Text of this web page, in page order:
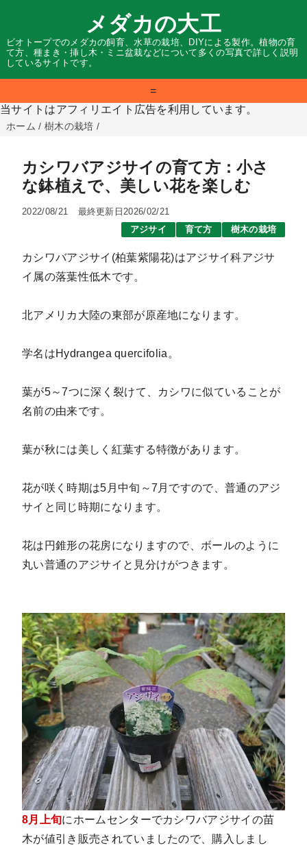
メダカの大工
ビオトープでのメダカの飼育、水草の栽培、DIYによる製作。植物の育
て方、種まき・挿し木・ミニ盆栽などについて多くの写真で詳しく説明
しているサイトです。
=
当サイトはアフィリエイト広告を利用しています。
ホーム / 樹木の栽培 /
カシワバアジサイの育て方：小さ
な鉢植えで、美しい花を楽しむ
2022/08/21
最終更新日2026/02/21
アジサイ
育て方 樹木の栽培
カシワバアジサイ(柏葉紫陽花)はアジサイ科アジサ
イ属の落葉性低木です。
北アメリカ大陸の東部が原産地になります。
学名はHydrangea quercifolia。
葉が5～7つに深く裂けて、カシワに似ていることが
名前の由来です。
葉が秋には美しく紅葉する特徴があります。
花が咲く時期は5月中旬～7月ですので、普通のアジ
サイと同じ時期になります。
花は円錐形の花房になりますので、ボールのように
丸い普通のアジサイと見分けがつきます。
8月上旬にホームセンターでカシワバアジサイの苗
木が値引き販売されていましたので、購入しまし